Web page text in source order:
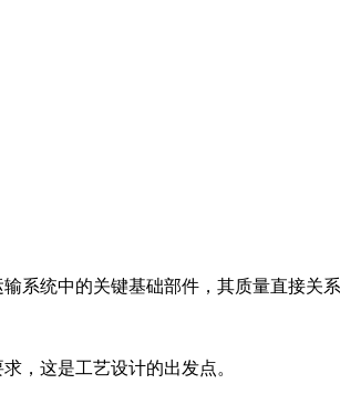
系统中的关键基础部件，其质量直接关
，这是工艺设计的出发点。